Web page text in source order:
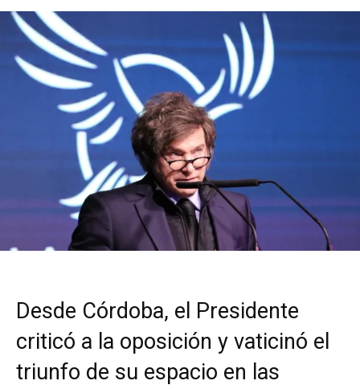
Desde Córdoba, el Presidente
criticó a la oposición y vaticinó el
triunfo de su espacio en las